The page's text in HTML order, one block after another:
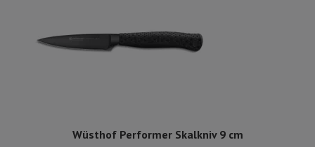
Wüsthof Performer Skalkniv 9 cm